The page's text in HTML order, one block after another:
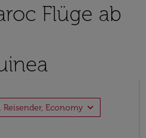
Flüge ab
Reisender, Economy expand_more